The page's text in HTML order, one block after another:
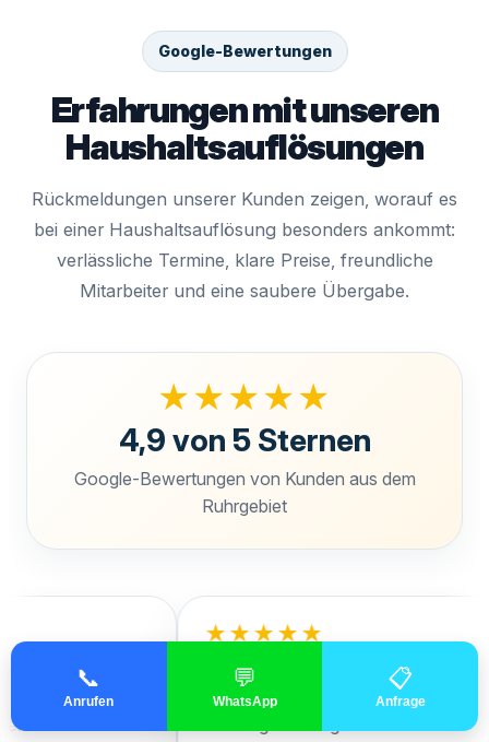
📞
Anrufen
💬
WhatsApp
📋
Anfrage
Google-Bewertungen
Erfahrungen mit unseren
Haushaltsauflösungen
Rückmeldungen unserer Kunden zeigen, worauf es
bei einer Haushaltsauflösung besonders ankommt:
verlässliche Termine, klare Preise, freundliche
Mitarbeiter und eine saubere Übergabe.
★★★★★
4,9 von 5 Sternen
Google-Bewertungen von Kunden aus dem
Ruhrgebiet
heute das
Es
dieser
★★★★★
Der ganze Ablauf war unfassbar
freundlich und professionell. Preis-